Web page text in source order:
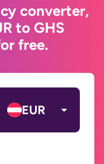
converter,
to GHS
free.
EUR